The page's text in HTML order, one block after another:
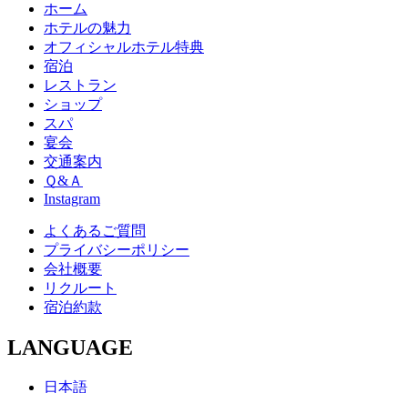
ホーム
ホテルの魅力
オフィシャルホテル特典
宿泊
レストラン
ショップ
スパ
宴会
交通案内
Ｑ&Ａ
Instagram
よくあるご質問
プライバシーポリシー
会社概要
リクルート
宿泊約款
LANGUAGE
日本語